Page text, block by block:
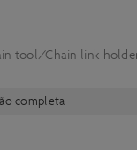
tool/Chain link
completa